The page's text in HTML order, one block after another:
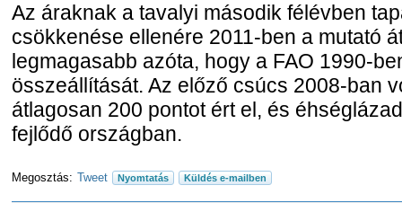
Az áraknak a tavalyi második félévben
csökkenése ellenére 2011-ben a mutató
legmagasabb azóta, hogy a FAO 1990-
összeállítását. Az előző csúcs 2008-ban
átlagosan 200 pontot ért el, és
fejlődő országban.
Megosztás: Tweet Nyomtatás Küldés e-mailben